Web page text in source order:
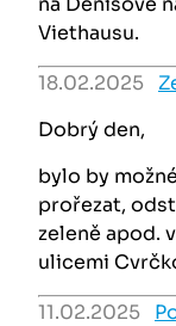
Viethausu.
18.02.2025
Dobrý den,
bylo by
prořezat,
zeleně apod.
ulicemi
11.02.2025